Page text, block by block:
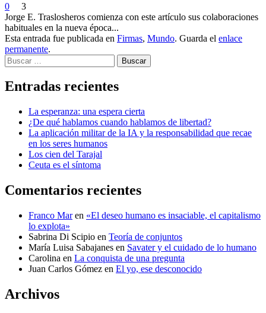
0
3
Jorge E. Traslosheros comienza con este artículo sus colaboraciones
habituales en la nueva época...
Esta entrada fue publicada en Firmas, Mundo. Guarda el enlace
permanente.
Buscar
Entradas recientes
La esperanza: una espera cierta
¿De qué hablamos cuando hablamos de libertad?
La aplicación militar de la IA y la responsabilidad que recae
en los seres humanos
Los cien del Tarajal
Ceuta es el síntoma
Comentarios recientes
Franco Maren «El deseo humano es insaciable, el capitalismo
lo explota»
Sabrina Di Scipio en Teoría de conjuntos
María Luisa Sabajanes en Savater y el cuidado de lo humano
Carolina en La conquista de una pregunta
Juan Carlos Gómez en El yo, ese desconocido
Archivos